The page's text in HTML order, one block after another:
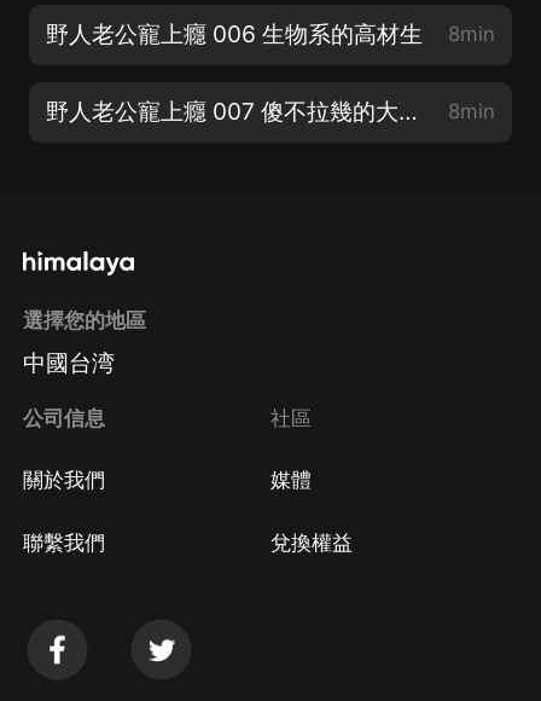
野人老公寵上癮 006 生物系的高材生 8min
野人老公寵上癮 007 傻不拉幾的大骨頭 8min
選擇您的地區
中國台湾
公司信息
關於我們
聯繫我們
社區
媒體
兌換權益